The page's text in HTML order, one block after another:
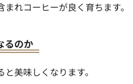
れコーヒーが良く育ちます。
るのか
美味しくなります。